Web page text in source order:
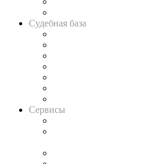
Судебная база
Сервисы